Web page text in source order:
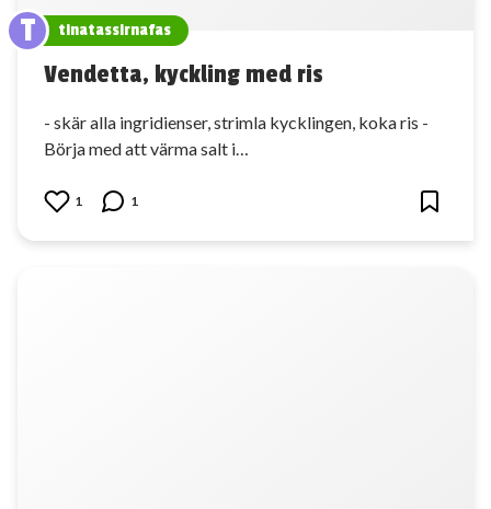
T tinatassirnafas
Vendetta, kyckling med ris
- skär alla ingridienser, strimla kycklingen, koka ris -
Börja med att värma salt i…
1 1